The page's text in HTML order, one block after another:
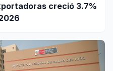
creció 3.7%